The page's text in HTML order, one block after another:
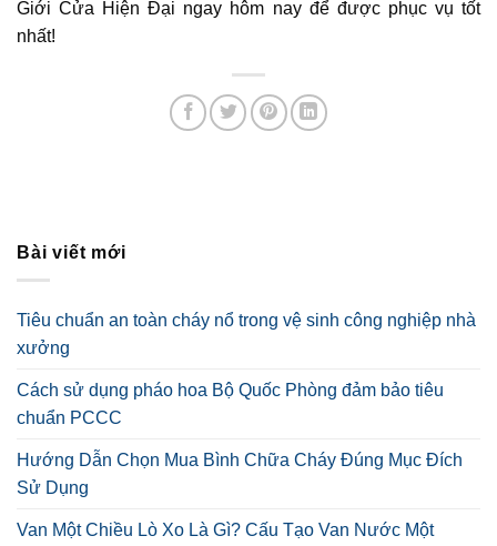
Giới Cửa Hiện Đại ngay hôm nay để được phục vụ tốt
nhất!
Bài viết mới
Tiêu chuẩn an toàn cháy nổ trong vệ sinh công nghiệp nhà
xưởng
Cách sử dụng pháo hoa Bộ Quốc Phòng đảm bảo tiêu
chuẩn PCCC
Hướng Dẫn Chọn Mua Bình Chữa Cháy Đúng Mục Đích
Sử Dụng
Van Một Chiều Lò Xo Là Gì? Cấu Tạo Van Nước Một